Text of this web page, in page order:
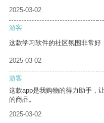
2025-03-02
游客
这款学习软件的社区氛围非常好
2025-03-02
游客
这款app是我购物的得力助手，
的商品。
2025-03-02